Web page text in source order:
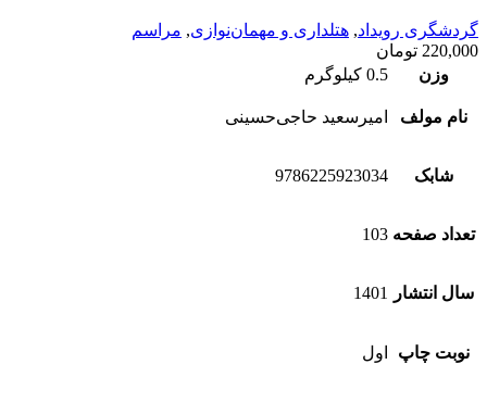
گردشگری رویداد, هتلداری و مهمان‌نوازی, مراسم
220,000 تومان
وزن
0.5 کیلوگرم
نام مولف امیرسعید حاجی‌حسینی
شابک 9786225923034
تعداد صفحه 103
سال انتشار 1401
نوبت چاپ اول